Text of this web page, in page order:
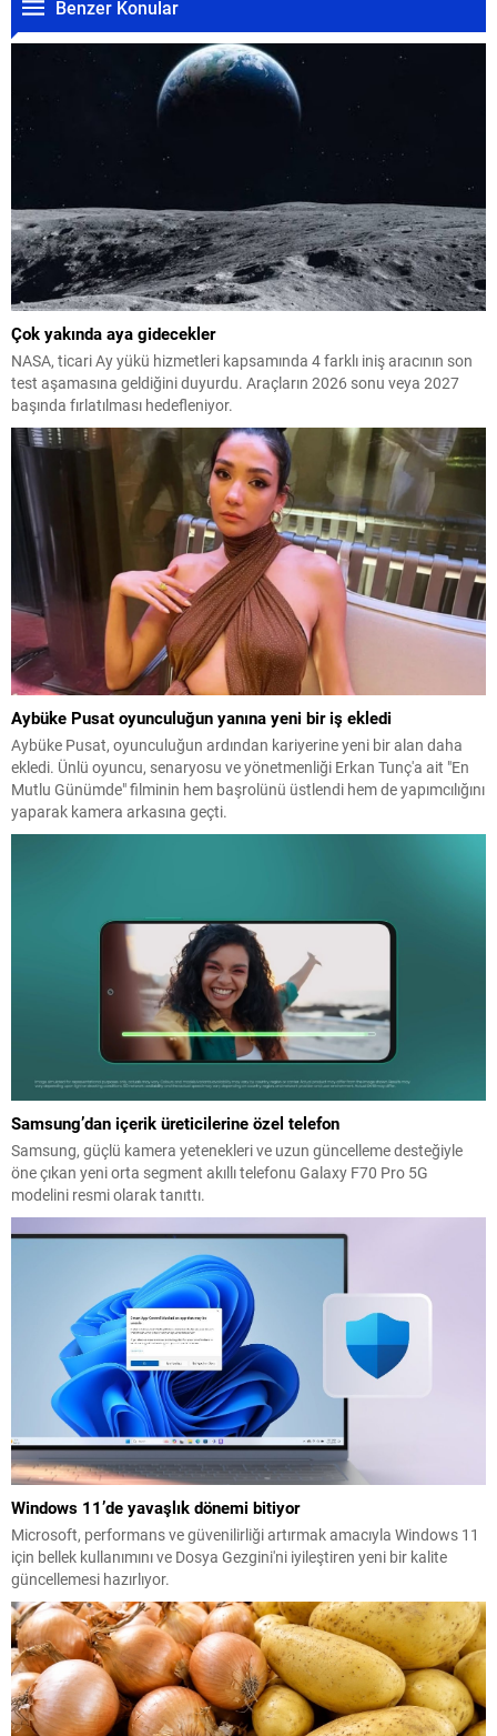
Benzer Konular
Çok yakında aya gidecekler
NASA, ticari Ay yükü hizmetleri kapsamında 4 farklı iniş aracının son
test aşamasına geldiğini duyurdu. Araçların 2026 sonu veya 2027
başında fırlatılması hedefleniyor.
Aybüke Pusat oyunculuğun yanına yeni bir iş ekledi
Aybüke Pusat, oyunculuğun ardından kariyerine yeni bir alan daha
ekledi. Ünlü oyuncu, senaryosu ve yönetmenliği Erkan Tunç'a ait "En
Mutlu Günümde" filminin hem başrolünü üstlendi hem de yapımcılığını
yaparak kamera arkasına geçti.
Samsung’dan içerik üreticilerine özel telefon
Samsung, güçlü kamera yetenekleri ve uzun güncelleme desteğiyle
öne çıkan yeni orta segment akıllı telefonu Galaxy F70 Pro 5G
modelini resmi olarak tanıttı.
Windows 11’de yavaşlık dönemi bitiyor
Microsoft, performans ve güvenilirliği artırmak amacıyla Windows 11
için bellek kullanımını ve Dosya Gezgini'ni iyileştiren yeni bir kalite
güncellemesi hazırlıyor.